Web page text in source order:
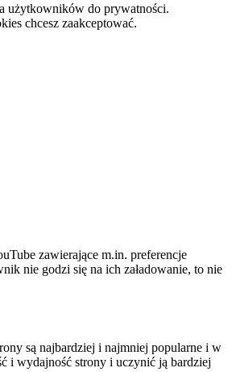
użytkowników do prywatności.
chcesz zaakceptować.
zawierające m.in. preferencje
nie godzi się na ich załadowanie, to nie
są najbardziej i najmniej popularne i w
i wydajność strony i uczynić ją bardziej